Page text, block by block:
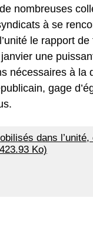
nombreuses
à se
le rapport
une
nécessaires à la
gage
dans l’unité,
Ko)